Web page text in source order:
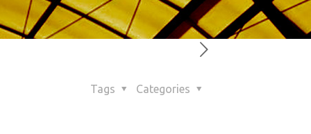
Categories
Tags